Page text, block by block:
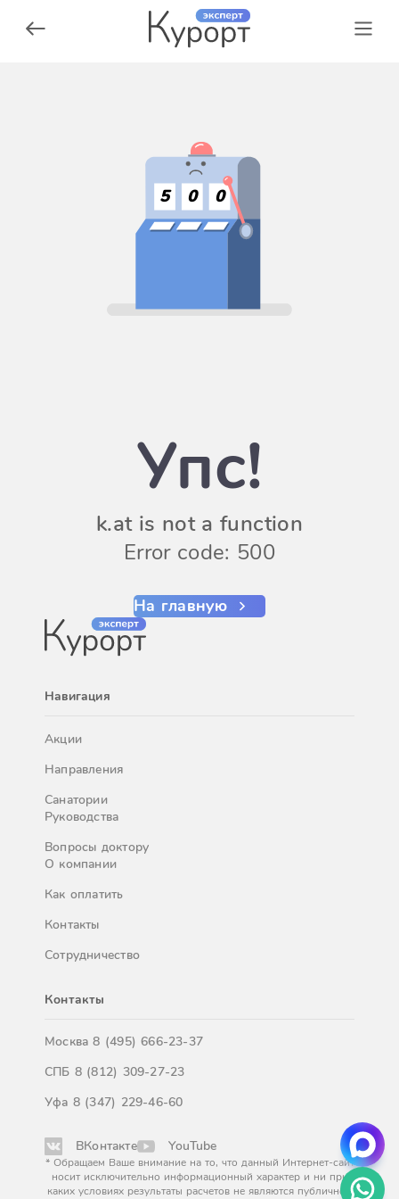
5 0 0
Упс!
k.at is not a function
Error code: 500
На главную
Навигация
Акции
Направления
Санатории
Руководства
Вопросы доктору
О компании
Как оплатить
Контакты
Сотрудничество
Контакты
Москва8 (495) 666-23-37
СПБ 8 (812) 309-27-23
Уфа 8 (347) 229-46-60
ВКонтакте YouTube
* Обращаем Ваше внимание на то, что данный Интернет-сайт
носит исключительно информационный характер и ни при
каких условиях результаты расчетов не являются публичной